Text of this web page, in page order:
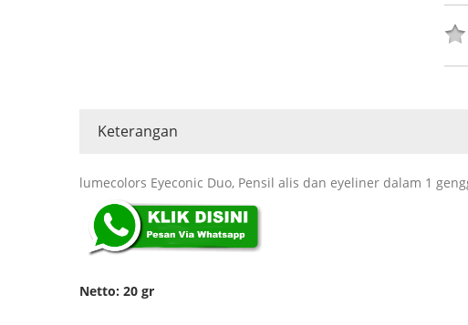
Keterangan
lumecolors Eyeconic Duo, Pensil alis dan eyeliner dalam 1
Netto: 20 gr